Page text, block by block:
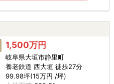
1,500万円
岐阜県大垣市静里町
養老鉄道 西大垣 徒歩27分
99.98坪(15万円 /坪)